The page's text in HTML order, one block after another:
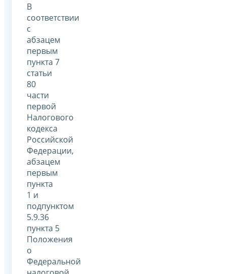
В
соответствии
с
абзацем
первым
пункта 7
статьи
80
части
первой
Налогового
кодекса
Российской
Федерации,
абзацем
первым
пункта
1 и
подпунктом
5.9.36
пункта 5
Положения
о
Федеральной